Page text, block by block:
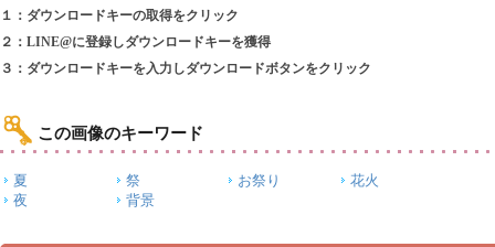
１：ダウンロードキーの取得をクリック
２：LINE@に登録しダウンロードキーを獲得
３：ダウンロードキーを入力しダウンロードボタンをクリック
この画像のキーワード
夏 祭 お祭り
花火
夜
背景